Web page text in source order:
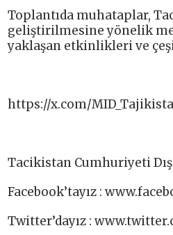
Toplantıda muhataplar,
geliştirilmesine yönelik
yaklaşan etkinlikleri ve
https://x.com/
Tacikistan Cumhuriyeti
Facebook’tayız :
Twitter’dayız :